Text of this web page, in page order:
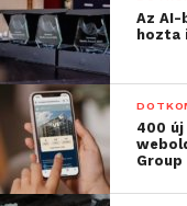
veszélyforrásokra
magunk igazoljuk”
hozzátéve:
alakítjuk át a
Nem engedhetjük
változások
elébe kell ezeknek
Az AI-
hozta
400
Group